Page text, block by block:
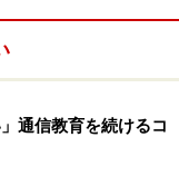
般について取り上
知りたいときに
通信教育を続けるコ